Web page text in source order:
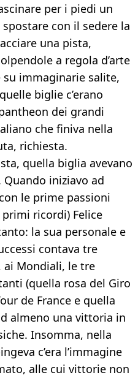
per i piedi un
con il sedere la
una pista,
a regola d’arte
su immaginarie salite,
biglie c’erano
dei grandi
che finiva nella
richiesta.
quella biglia avevano
iniziavo ad
le prime passioni
primi ricordi) Felice
la sua personale e
contava tre
ai Mondiali, le tre
(quella rosa del Giro
de France e quella
almeno una vittoria in
Insomma, nella
c’era l’immagine
alle cui vittorie non